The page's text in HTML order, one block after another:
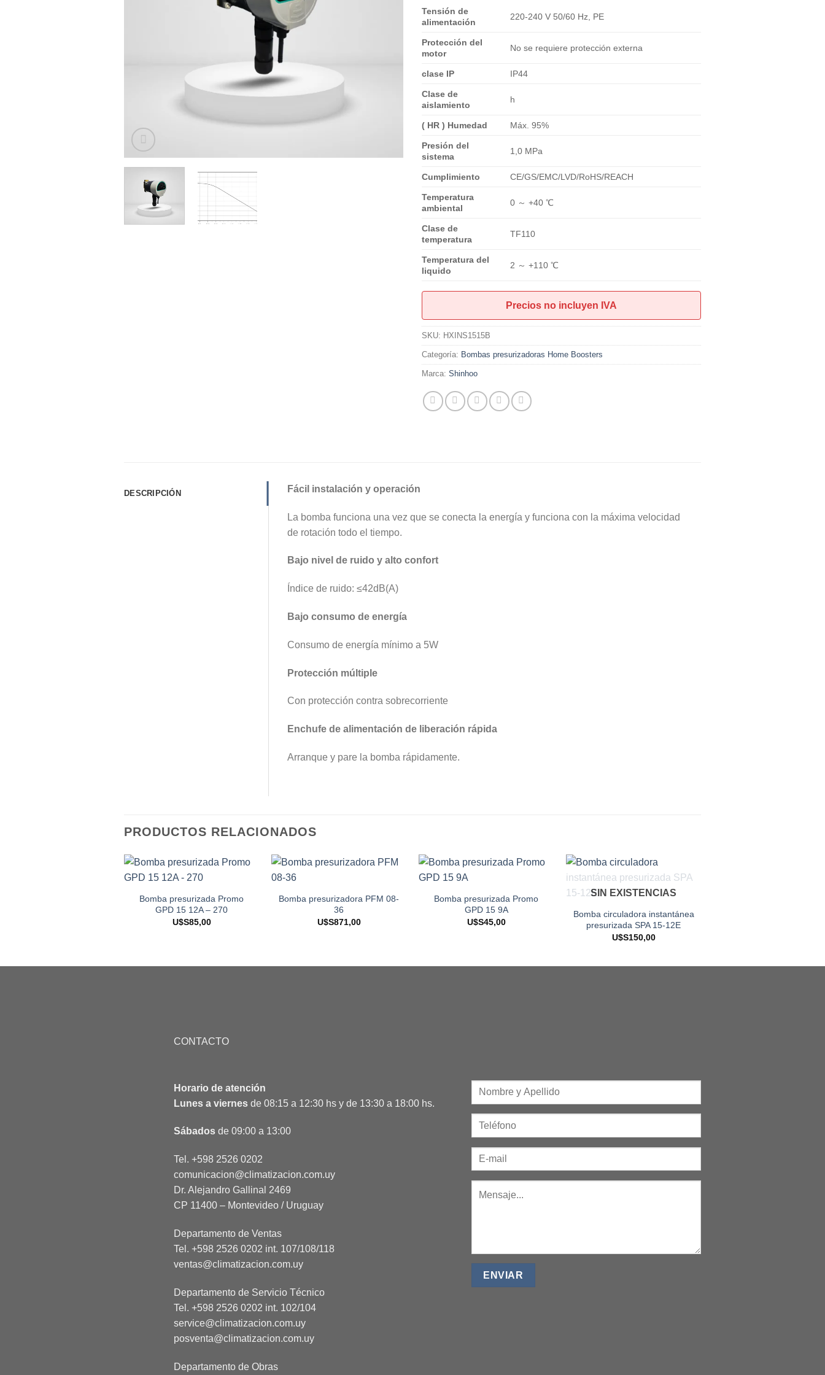
Tensión de
alimentación
220-240 V 50/60 Hz, PE
Protección del
motor
No se requiere protección externa
clase IP IP44
Clase de
aislamiento
h
( HR ) Humedad Máx. 95%
Presión del
sistema
1,0 MPa
Cumplimiento CE/GS/EMC/LVD/RoHS/REACH
Temperatura
ambiental
0 ～ +40 ℃
Clase de
temperatura
TF110
Temperatura del
liquido
2 ～ +110 ℃
Precios no incluyen IVA
SKU: HXINS1515B
Categoría: Bombas presurizadoras Home Boosters
Marca: Shinhoo
DESCRIPCIÓN Fácil instalación y operación
La bomba funciona una vez que se conecta la energía y funciona con la máxima velocidad
de rotación todo el tiempo.
Bajo nivel de ruido y alto confort
Índice de ruido: ≤42dB(A)
Bajo consumo de energía
Consumo de energía mínimo a 5W
Protección múltiple
Con protección contra sobrecorriente
Enchufe de alimentación de liberación rápida
Arranque y pare la bomba rápidamente.
PRODUCTOS RELACIONADOS
Bomba presurizada Promo
GPD 15 12A – 270
U$S85,00
Bomba presurizadora PFM 08-
36
U$S871,00
Bomba presurizada Promo
GPD 15 9A
U$S45,00
SIN EXISTENCIAS
Bomba circuladora instantánea
presurizada SPA 15-12E
U$S150,00
CONTACTO
Horario de atención
Lunes a viernesde 08:15 a 12:30 hs y de 13:30 a 18:00 hs.
Sábadosde 09:00 a 13:00
Tel. +598 2526 0202
comunicacion@climatizacion.com.uy
Dr. Alejandro Gallinal 2469
CP 11400 – Montevideo / Uruguay
Departamento de Ventas
Tel. +598 2526 0202 int. 107/108/118
ventas@climatizacion.com.uy
Departamento de Servicio Técnico
Tel. +598 2526 0202 int. 102/104
service@climatizacion.com.uy
posventa@climatizacion.com.uy
Departamento de Obras